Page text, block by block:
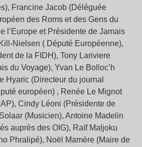
Francine Jacob (Déléguée
des Roms et des Gens du
l’Europe et Présidente de Jamais
Nielsen ( Député Européenne),
de la FIDH), Tony Lariviere
du Voyage), Yvan Le Bolloc’h
Hyaric (Directeur du journal
européen) , Renée Le Mignot
Cindy Léoni (Présidente de
(Musicien), Antoine Madelin
auprès des OIG), Raïf Maljoku
Phralipé), Noël Mamère (Maire de